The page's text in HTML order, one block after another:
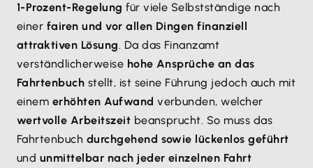
1-Prozent-Regelung für viele Selbstständige nach
einer fairen und vor allen Dingen finanziell
attraktiven Lösung. Da das Finanzamt
verständlicherweise hohe Ansprüche an das
Fahrtenbuch stellt, ist seine Führung jedoch auch mit
einem erhöhten Aufwand verbunden, welcher
wertvolle Arbeitszeit beansprucht. So muss das
Fahrtenbuch durchgehend sowie lückenlos geführt
und unmittelbar nach jeder einzelnen Fahrt